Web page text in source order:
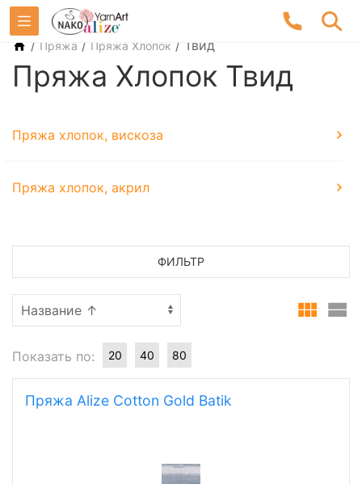
/ Пряжа / Пряжа Хлопок / Твид
Пряжа Хлопок Твид
Пряжа хлопок, вискоза
Пряжа хлопок, акрил
ФИЛЬТР
Показать по: 20 40 80
Пряжа Alize Cotton Gold Batik